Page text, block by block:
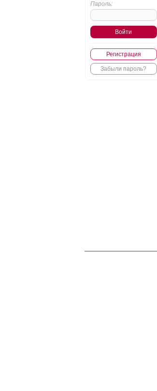
Пароль:
Регистрация
Забыли пароль?